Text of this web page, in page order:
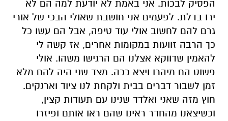
הפסיק לבכות. אני באמת לא יודעת למה הם לא
ירו בדלת. לפעמים אני חושבת שאולי הבכי של אורי
גרם להם לחשוב אולי עוד טיפה, אבל הם עשו כל
כך הרבה זוועות במקומות אחרים, אז קשה לי
להאמין שדווקא אצלנו הם הרגישו משהו. אולי
פשוט הם מיהרו ויצא ככה. מצד שני היה להם מלא
זמן לשבור דברים בבית ולקחת לנו ציוד וארנקים.
חוץ מזה שאני ואלדד שנינו עם תעודות קצין,
וכשיצאנו מהחדר ראינו שהם ראו אותם ופיזרו